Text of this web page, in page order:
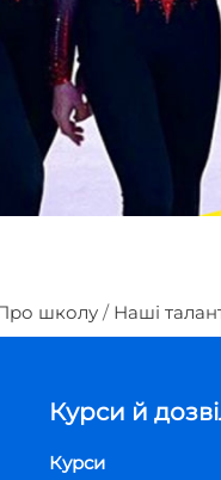
школу Наші
Курси й
Курси